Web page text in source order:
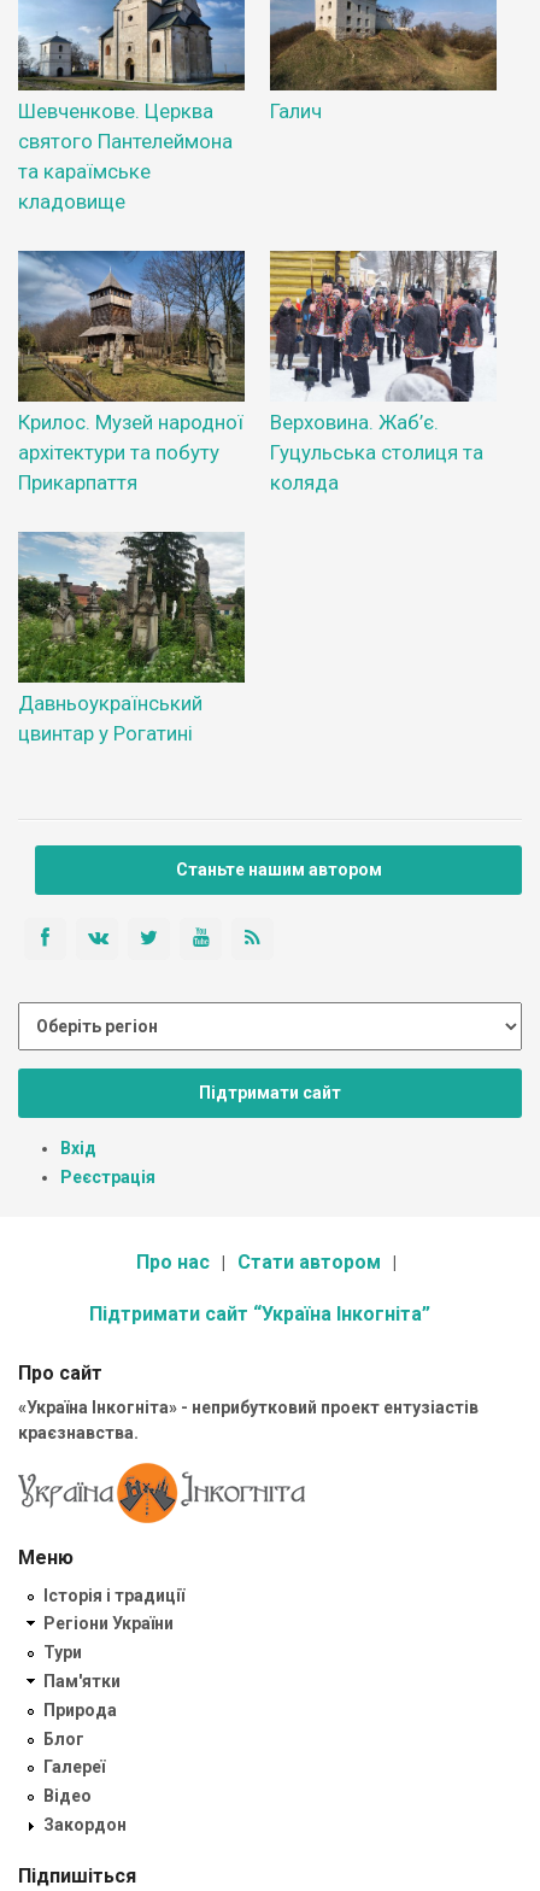
Шевченкове. Церква
святого Пантелеймона
та караїмське
кладовище
Галич
Крилос. Музей народної
архітектури та побуту
Прикарпаття
Верховина. Жаб’є.
Гуцульська столиця та
коляда
Давньоукраїнський
цвинтар у Рогатині
Станьте нашим автором
Підтримати сайт
Вхід
Реєстрація
Про нас Стати автором
Підтримати сайт “Україна Інкогніта”
Про сайт
«Україна Інкогніта» - неприбутковий проект ентузіастів
краєзнавства.
Меню
Історія і традиції
Регіони України
Тури
Пам'ятки
Природа
Блог
Галереї
Відео
Закордон
Підпишіться